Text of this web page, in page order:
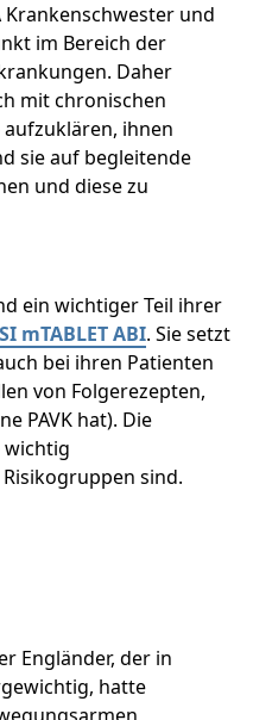
und
im Bereich der
Daher
mit chronischen
ihnen
sie auf begleitende
und diese zu
ein wichtiger Teil ihrer
mTABLET ABI. Sie setzt
bei ihren Patienten
von Folgerezepten,
PAVK hat). Die
wichtig
sind.
Engländer, der in
hatte